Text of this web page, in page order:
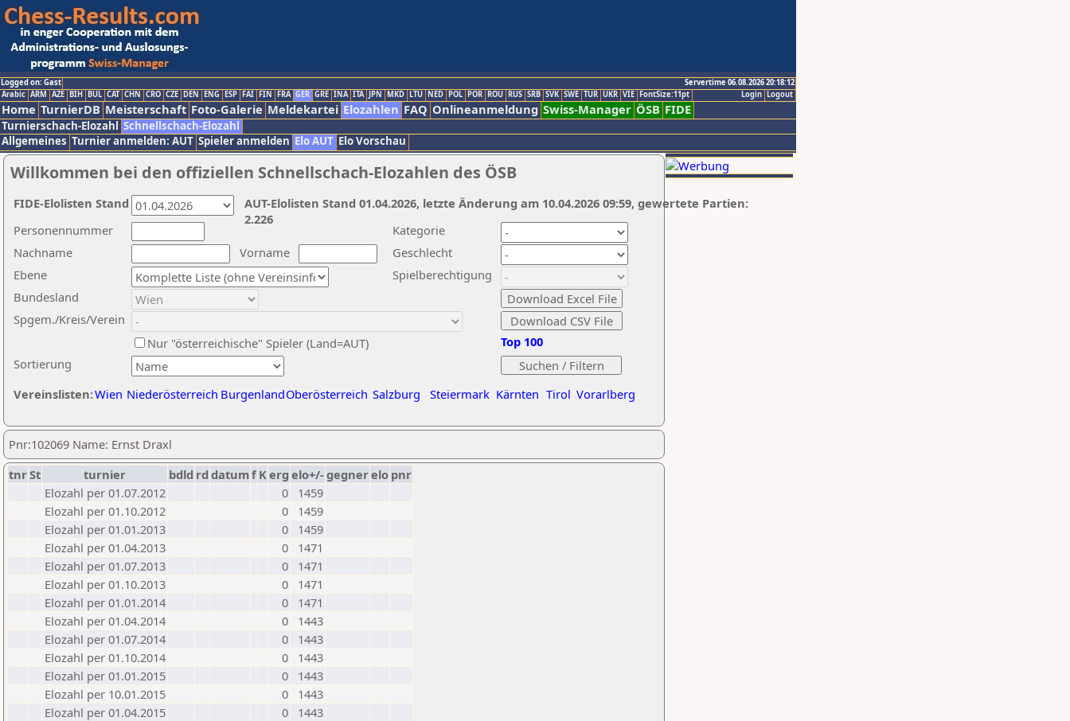
Logged on: Gast
Servertime 06.08.2026 20:18:12
Logout
Login
Arabic ARM AZE BIH BUL CAT CHN CRO CZE DEN ENG ESP FAI FIN FRA GER GRE INA ITA JPN MKD LTU NED POL POR ROU RUS SRB SVK SWE TUR UKR VIE FontSize:11pt
Home TurnierDB Meisterschaft Foto-Galerie Meldekartei Elozahlen FAQ Onlineanmeldung Swiss-Manager ÖSB FIDE
Turnierschach-Elozahl Schnellschach-Elozahl
Allgemeines Turnier anmelden: AUT Spieler anmelden Elo AUT Elo Vorschau
Willkommen bei den offiziellen Schnellschach-Elozahlen des ÖSB
Nachname
Vorname
Ebene
Kategorie
Sortierung
Personennummer
Bundesland
Spgem./Kreis/Verein
Geschlecht
Nur "österreichische" Spieler (Land=AUT)
Spielberechtigung
Vereinslisten:Wien Niederösterreich BurgenlandOberösterreich Salzburg Steiermark Kärnten Tirol Vorarlberg
Top 100
AUT-Elolisten Stand 01.04.2026, letzte Änderung am 10.04.2026 09:59, gewertete Partien:
2.226
FIDE-Elolisten Stand
Pnr:102069 Name: Ernst Draxl
tnrSt turnier bdld rd datumf Kerg elo+/-gegnerelo pnr
Elozahl per 01.07.2012
0
1459
Elozahl per 01.10.2012
0
1459
Elozahl per 01.01.2013
0
1459
Elozahl per 01.04.2013
0
1471
Elozahl per 01.07.2013
0
1471
Elozahl per 01.10.2013
0
1471
Elozahl per 01.01.2014
0
1471
Elozahl per 01.04.2014
0
1443
Elozahl per 01.07.2014
0
1443
Elozahl per 01.10.2014
0
1443
Elozahl per 01.01.2015
0
1443
Elozahl per 10.01.2015
0
1443
Elozahl per 01.04.2015
0
1443